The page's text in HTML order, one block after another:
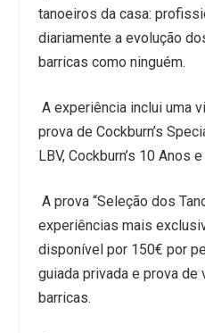
tanoeiros da casa:
diariamente a evolução
barricas como ninguém.
A experiência inclui uma
prova de Cockburn’s
LBV, Cockburn’s 10 Anos
A prova “Seleção dos
experiências mais
disponível por 150€ por
guiada privada e prova de
barricas.